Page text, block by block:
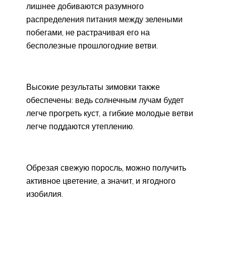
лишнее добиваются разумного
распределения питания между зелеными
побегами, не растрачивая его на
бесполезные прошлогодние ветви.
Высокие результаты зимовки также
обеспечены: ведь солнечным лучам будет
легче прогреть куст, а гибкие молодые ветви
легче поддаются утеплению.
Обрезая свежую поросль, можно получить
активное цветение, а значит, и ягодного
изобилия.